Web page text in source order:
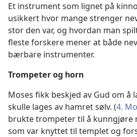
Et instrument som lignet på
usikkert hvor mange strenger
stor den var, og hvordan man
fleste forskere mener at både
bærbare instrumenter.
Trompeter og horn
Moses fikk beskjed av Gud om å
skulle lages av hamret sølv. (4.
brukte trompeter til å kunngjøre
som var knyttet til templet og